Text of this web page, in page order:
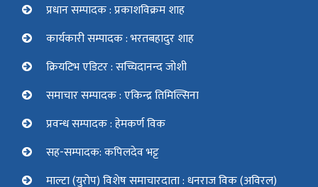
प्रधान सम्पादक : प्रकाशविक्रम शाह
कार्यकारी सम्पादक : भरतबहादुर शाह
क्रियटिभ एडिटर : सच्चिदानन्द जोशी
समाचार सम्पादक : एकिन्द्र तिमिल्सिना
प्रवन्ध सम्पादक : हेमकर्ण विक
सह-सम्पादक: कपिलदेव भट्ट
माल्टा (युरोप) विशेष समाचारदाता : धनराज विक (अविरल)